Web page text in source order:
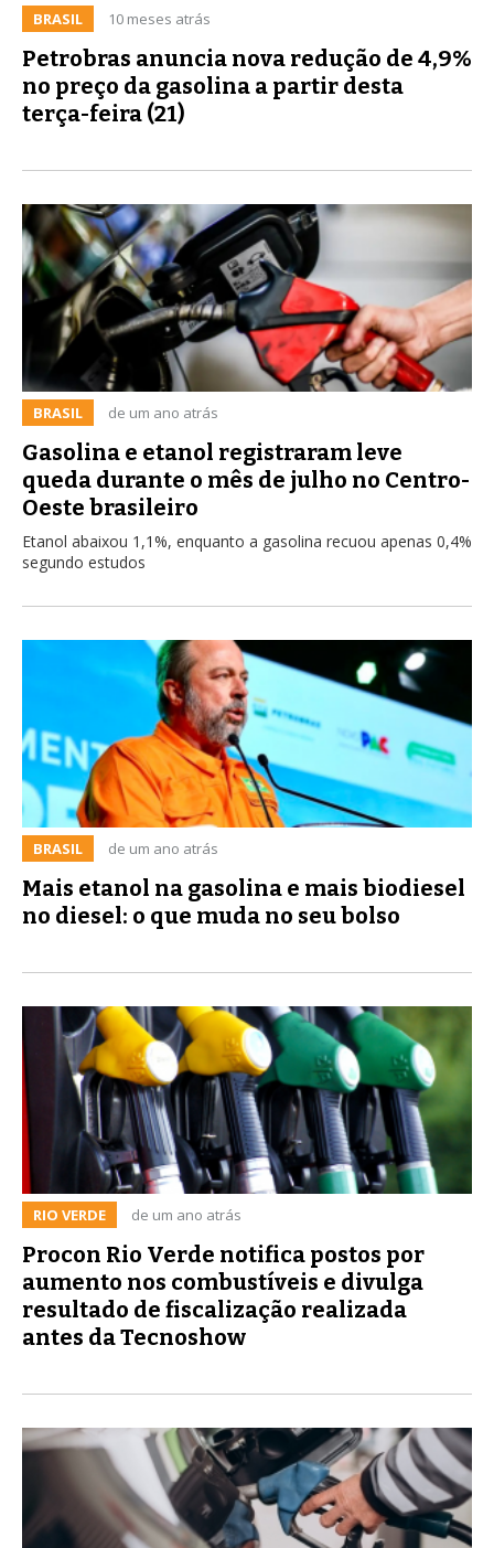
BRASIL 10 meses atrás
Petrobras anuncia nova redução de 4,9%
no preço da gasolina a partir desta
terça-feira (21)
BRASIL de um ano atrás
Gasolina e etanol registraram leve
queda durante o mês de julho no Centro-
Oeste brasileiro
Etanol abaixou 1,1%, enquanto a gasolina recuou apenas 0,4%
segundo estudos
BRASIL de um ano atrás
Mais etanol na gasolina e mais biodiesel
no diesel: o que muda no seu bolso
RIO VERDE de um ano atrás
Procon Rio Verde notifica postos por
aumento nos combustíveis e divulga
resultado de fiscalização realizada
antes da Tecnoshow